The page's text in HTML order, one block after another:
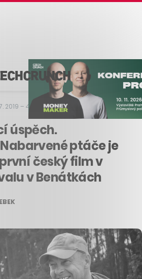
2019 – 4 min čtení
úspěch.
ptáče je
český film v
v Benátkách